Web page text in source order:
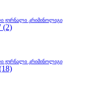
ჟურნალი კრიმინოლიგი
(2)
ჟურნალი კრიმინოლიგი